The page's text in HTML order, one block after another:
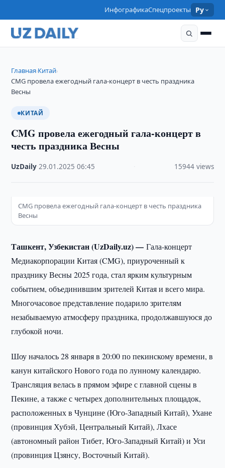
ИнфографикаСпецпроекты Ру
Главная›Китай›
CMG провела ежегодный гала-концерт в честь праздника
Весны
КИТАЙ
CMG провела ежегодный гала-концерт в
честь праздника Весны
UzDaily ·29.01.2025 ·06:45 15944 views
CMG провела ежегодный гала-концерт в честь праздника
Весны
Ташкент, Узбекистан (UzDaily.uz) —Гала-концерт
Медиакорпорации Китая (CMG), приуроченный к
празднику Весны 2025 года, стал ярким культурным
событием, объединившим зрителей Китая и всего мира.
Многочасовое представление подарило зрителям
незабываемую атмосферу праздника, продолжавшуюся до
глубокой ночи.
Шоу началось 28 января в 20:00 по пекинскому времени, в
канун китайского Нового года по лунному календарю.
Трансляция велась в прямом эфире с главной сцены в
Пекине, а также с четырех дополнительных площадок,
расположенных в Чунцине (Юго-Западный Китай), Ухане
(провинция Хубэй, Центральный Китай), Лхасе
(автономный район Тибет, Юго-Западный Китай) и Уси
(провинция Цзянсу, Восточный Китай).